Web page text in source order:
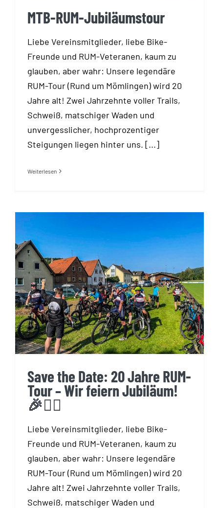
MTB-RUM-Jubiläumstour
Liebe Vereinsmitglieder, liebe Bike-
Freunde und RUM-Veteranen, kaum zu
glauben, aber wahr: Unsere legendäre
RUM-Tour (Rund um Mömlingen) wird 20
Jahre alt! Zwei Jahrzehnte voller Trails,
Schweiß, matschiger Waden und
unvergesslicher, hochprozentiger
Steigungen liegen hinter uns. [...]
Weiterlesen
Save the Date: 20 Jahre RUM-
Tour – Wir feiern Jubiläum!
🎉🚵‍♂️
Save the Date: 20 Jahre RUM-
Tour – Wir feiern Jubiläum!
🎉🚵‍♂️
Liebe Vereinsmitglieder, liebe Bike-
Freunde und RUM-Veteranen, kaum zu
glauben, aber wahr: Unsere legendäre
RUM-Tour (Rund um Mömlingen) wird 20
Jahre alt! Zwei Jahrzehnte voller Trails,
Schweiß, matschiger Waden und